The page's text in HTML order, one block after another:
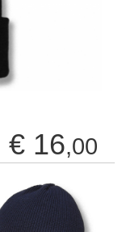
€ 16,00